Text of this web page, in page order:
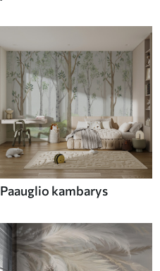
Paauglio kambarys